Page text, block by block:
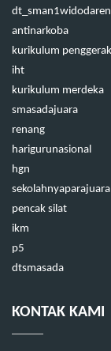
antinarkoba
kurikulum penggerak
iht
kurikulum merdeka
smasadajuara
renang
harigurunasional
hgn
sekolahnyaparajuara
pencak silat
ikm
p5
dtsmasada
KONTAK KAMI